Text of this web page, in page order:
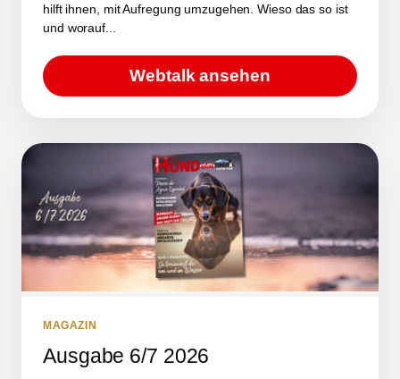
hilft ihnen, mit Aufregung umzugehen. Wieso das so ist
und worauf...
Webtalk ansehen
MAGAZIN
Ausgabe 6/7 2026